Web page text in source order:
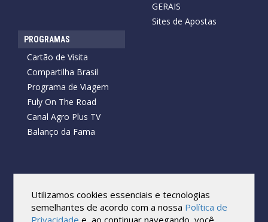
GERAIS
Sites de Apostas
PROGRAMAS
Cartão de Visita
Compartilha Brasil
Programa de Viagem
Fuly On The Road
Canal Agro Plus TV
Balanço da Fama
Todos os direitos reservados.
Reprodução no todo ou em parte sob qualquer forma ou meio,
sem expressa autorização por escrito do Cartão de Visita, é
Utilizamos cookies essenciais e tecnologias
semelhantes de acordo com a nossa Política de
Privacidade e, ao continuar navegando, você